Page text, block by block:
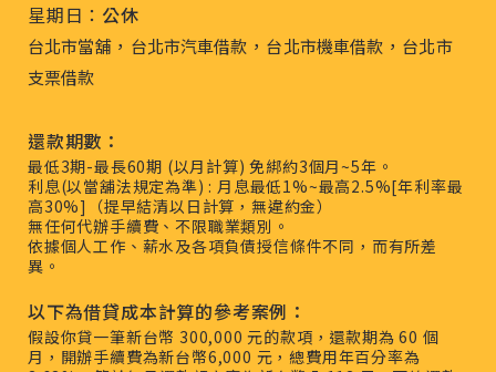
星期日： 公休
台北市當舖， 台北市汽車借款 ， 台北市機車借款 ， 台北市
支票借款
還款期數：
最低3期-最長60期 (以月計算) 免綁約3個月~5年。
利息(以當舖法規定為準) : 月息最低1%~最高2.5%[年利率最
高30%]（提早結清以日計算，無違約金）
無任何代辦手續費、不限職業類別。
依據個人工作、薪水及各項負債授信條件不同，而有所差
異。
以下為借貸成本計算的參考案例：
假設你貸一筆新台幣 300,000 元的款項，還款期為 60 個
月，開辦手續費為新台幣6,000 元，總費用年百分率為